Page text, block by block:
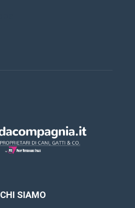
CHI SIAMO